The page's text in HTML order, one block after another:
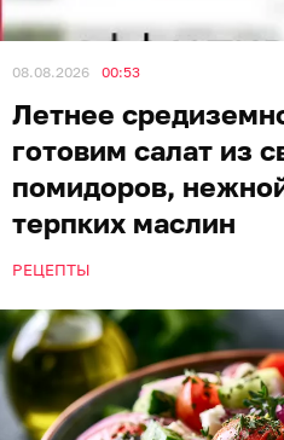
08.08.2026 00:53
Летнее
готовим салат из
помидоров,
терпких маслин
РЕЦЕПТЫ